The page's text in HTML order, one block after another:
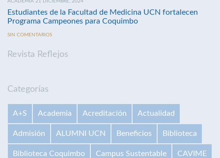
Estudiantes de la Facultad de Medicina UCN fortalecen
Programa Campeones para Coquimbo
SIN COMENTARIOS
Revista Reflejos
Categorías
A+S Academia Acreditación Actualidad
Admisión ALUMNI UCN Beneficios Biblioteca
Biblioteca Coquimbo Campus Sustentable CAVIME